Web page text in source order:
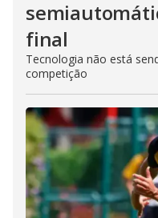
final
Tecnologia não está
competição